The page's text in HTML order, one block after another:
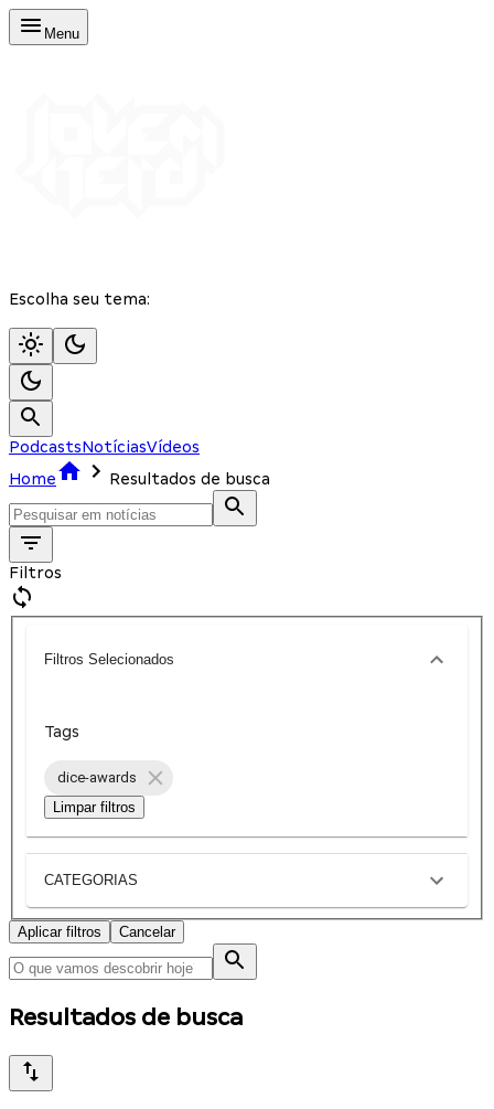
Menu
Escolha seu tema:
PodcastsNotíciasVídeos
Home
Resultados de busca
Filtros
Filtros Selecionados
Tags
dice-awards
Limpar filtros
CATEGORIAS
Aplicar filtros Cancelar
Resultados de busca